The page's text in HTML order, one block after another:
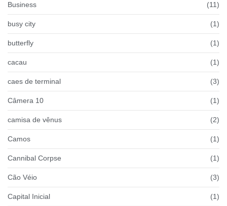
Business (11)
busy city (1)
butterfly (1)
cacau (1)
caes de terminal (3)
Câmera 10 (1)
camisa de vênus (2)
Camos (1)
Cannibal Corpse (1)
Cão Véio (3)
Capital Inicial (1)